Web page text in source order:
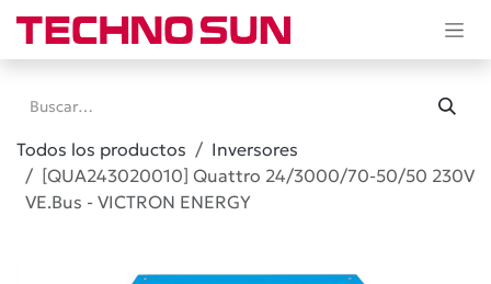
Ir al contenido
Todos los productos
Inversores
[QUA243020010] Quattro 24/3000/70-50/50 230V
VE.Bus - VICTRON ENERGY